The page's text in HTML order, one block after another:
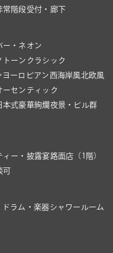
常階段受付・廊下
ー・ネオン
トーン クラシック
ヨーロピアン西海岸風北欧風
ーセンティック
本式豪華絢爛夜景・ビル群
ィー・披露宴路面店（1階）
可
ドラム・楽器シャワールーム